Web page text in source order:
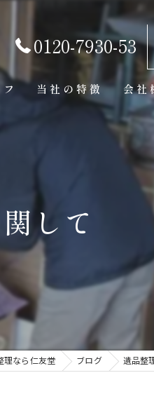
0120-7930-53
当社の特徴
美術品
会社
して
理なら仁友堂 ブログ 遺品整